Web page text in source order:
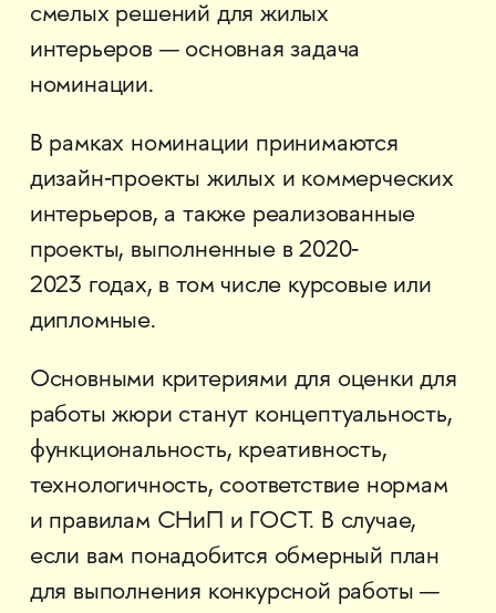
смелых решений для жилых
интерьеров — основная задача
номинации.
В рамках номинации принимаются
дизайн‐проекты жилых и коммерческих
интерьеров, а также реализованные
проекты, выполненные в 2020‐
2023 годах, в том числе курсовые или
дипломные.
Основными критериями для оценки для
работы жюри станут концептуальность,
функциональность, креативность,
технологичность, соответствие нормам
и правилам СНиП и ГОСТ. В случае,
если вам понадобится обмерный план
для выполнения конкурсной работы —